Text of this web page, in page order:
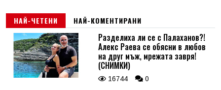
НАЙ-ЧЕТЕНИ НАЙ-КОМЕНТИРАНИ
Разделиха ли се с Палаханов?!
Алекс Раева се обясни в любов
на друг мъж, мрежата завря!
(СНИМКИ)
16744 0